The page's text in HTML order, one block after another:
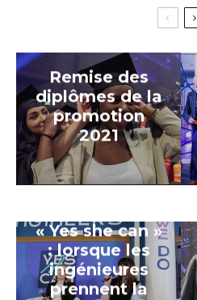
Remise des
diplômes de la
promotion
2021
« Yes she can »
: lorsque les
ingénieures
prennent la